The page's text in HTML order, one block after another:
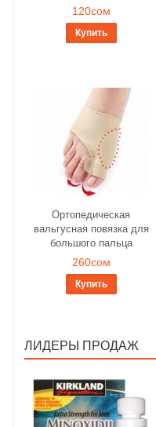
120сом
Купить
Ортопедическая
вальгусная повязка для
большого пальца
260сом
Купить
ЛИДЕРЫ ПРОДАЖ